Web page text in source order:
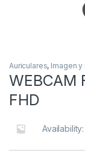
Auriculares, Imagen y
WEBCAM
FHD